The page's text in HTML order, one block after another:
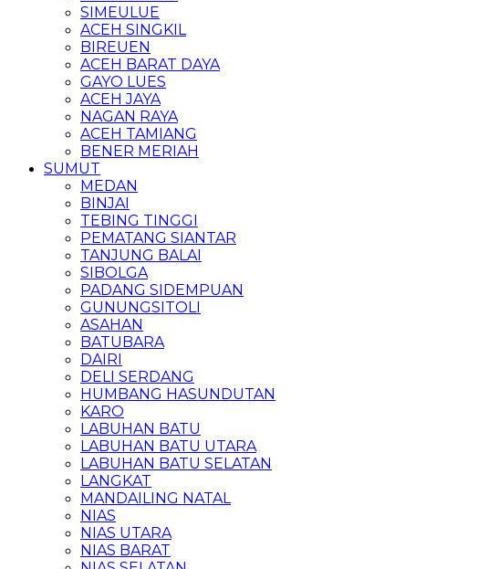
SIMEULUE
ACEH SINGKIL
BIREUEN
ACEH BARAT DAYA
GAYO LUES
ACEH JAYA
NAGAN RAYA
ACEH TAMIANG
BENER MERIAH
SUMUT
MEDAN
BINJAI
TEBING TINGGI
PEMATANG SIANTAR
TANJUNG BALAI
SIBOLGA
PADANG SIDEMPUAN
GUNUNGSITOLI
ASAHAN
BATUBARA
DAIRI
DELI SERDANG
HUMBANG HASUNDUTAN
KARO
LABUHAN BATU
LABUHAN BATU UTARA
LABUHAN BATU SELATAN
LANGKAT
MANDAILING NATAL
NIAS
NIAS UTARA
NIAS BARAT